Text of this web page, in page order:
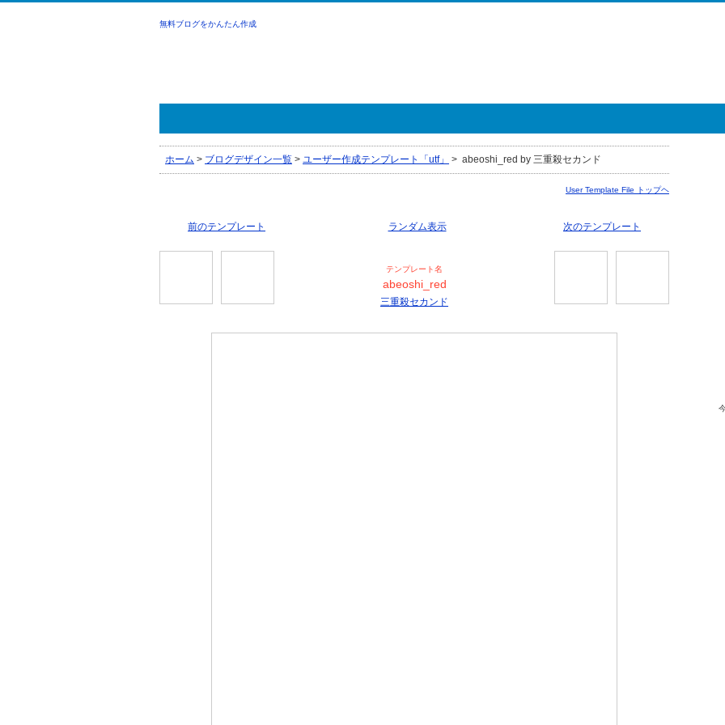
無料ブログをかんたん作成
ホーム > ブログデザイン一覧 > ユーザー作成テンプレート「utf」 > abeoshi_red by 三重殺セカンド
User Template File トップヘ
前のテンプレート 次のテンプレート
ランダム表示
テンプレート名
abeoshi_red
三重殺セカンド